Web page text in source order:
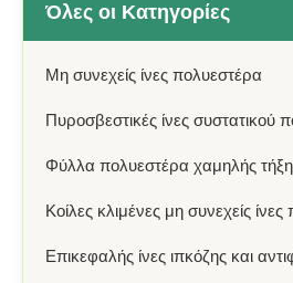
Όλες οι Κατηγορίες
Μη συνεχείς ίνες πολυεστέρα
Πυροσβεστικές ίνες συστατικού
Φύλλα πολυεστέρα χαμηλής
Κοίλες κλιμένες μη συνεχείς
Επικεφαλής ίνες ιπκόζης και